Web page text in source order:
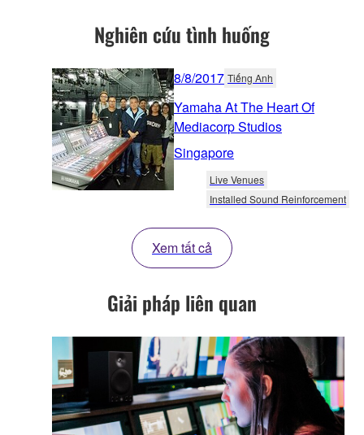
Nghiên cứu tình huống
8/8/2017 Tiếng Anh
Yamaha At The Heart Of
Mediacorp Studios
Singapore
Live Venues
Installed Sound Reinforcement
Xem tất cả
Giải pháp liên quan